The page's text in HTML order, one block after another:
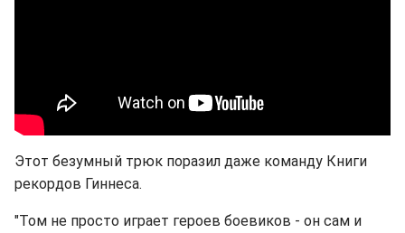
Этот безумный трюк поразил даже команду Книги
рекордов Гиннеса.
"Том не просто играет героев боевиков - он сам и